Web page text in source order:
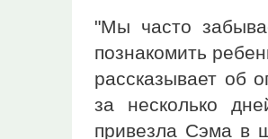
"Мы часто
познакомить
рассказывает об
за несколько
привезла Сэма в